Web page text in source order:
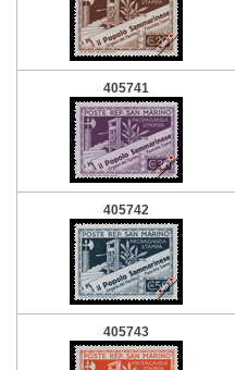
405741
405742
405743